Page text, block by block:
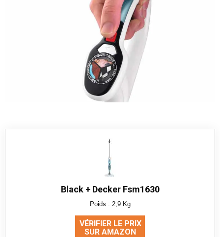
Black + Decker Fsm1630
Poids : 2,9 Kg
VÉRIFIER LE PRIX
SUR AMAZON